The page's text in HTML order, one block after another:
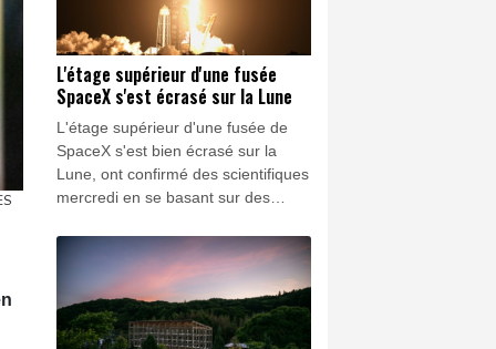
"sans fondement".
L'étage supérieur d'une fusée
SpaceX s'est écrasé sur la Lune
L'étage supérieur d'une fusée de
SpaceX s'est bien écrasé sur la
Lune, ont confirmé des scientifiques
mercredi en se basant sur des
télescope au Chili qui a capté des
preuves d'un nuage de débris.